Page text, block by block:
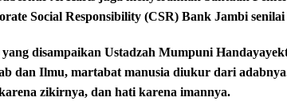
Social Responsibility (CSR) Bank Jambi
disampaikan Ustadzah Mumpuni
dan Ilmu, martabat manusia diukur dari
zikirnya, dan hati karena imannya.